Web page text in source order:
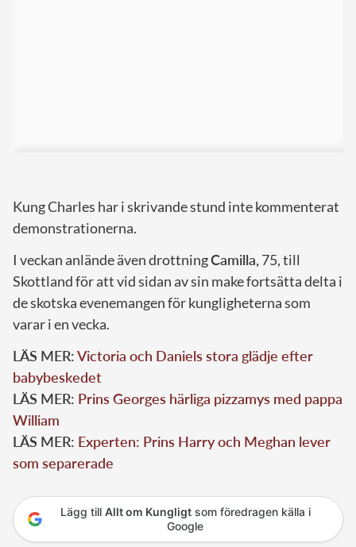
Kung Charles har i skrivande stund inte kommenterat
demonstrationerna.
I veckan anlände även drottningCamilla, 75, till
Skottland för att vid sidan av sin make fortsätta delta i
de skotska evenemangen för kungligheterna som
varar i en vecka.
LÄS MER:Victoria och Daniels stora glädje efter
babybeskedet
LÄS MER: Prins Georges härliga pizzamys med pappa
William
LÄS MER: Experten: Prins Harry och Meghan lever
som separerade
Lägg till Allt om Kungligtsom föredragen källa i
Google